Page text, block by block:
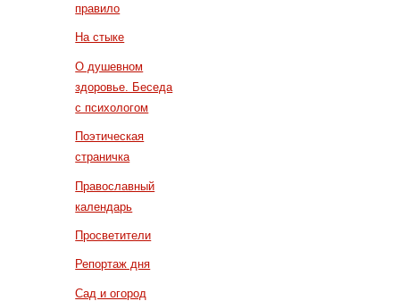
правило
На стыке
О душевном
здоровье. Беседа
с психологом
Поэтическая
страничка
Православный
календарь
Просветители
Репортаж дня
Сад и огород